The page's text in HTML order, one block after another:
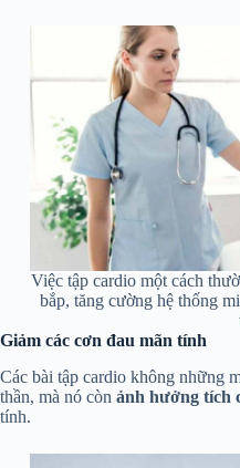
Việc tập cardio một cách
bắp, tăng cường hệ thống
Giảm các cơn đau mãn tính
Các bài tập cardio không những
thần, mà nó còn ảnh hưởng tích
tính.